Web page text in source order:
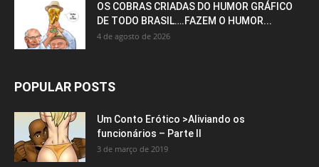
OS COBRAS CRIADAS DO HUMOR GRÁFICO
DE TODO BRASIL….FAZEM O HUMOR...
4 de agosto de 2026
POPULAR POSTS
Um Conto Erótico >Aliviando os
funcionários – Parte II
3 de março de 2019